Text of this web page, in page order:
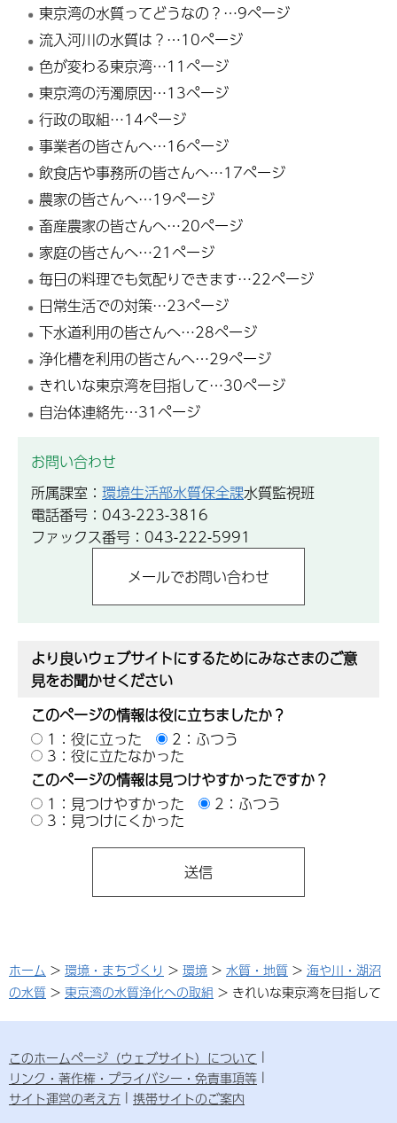
東京湾の水質ってどうなの？…9ページ
流入河川の水質は？…10ページ
色が変わる東京湾…11ページ
東京湾の汚濁原因…13ページ
行政の取組…14ページ
事業者の皆さんへ…16ページ
飲食店や事務所の皆さんへ…17ページ
農家の皆さんへ…19ページ
畜産農家の皆さんへ…20ページ
家庭の皆さんへ…21ページ
毎日の料理でも気配りできます…22ページ
日常生活での対策…23ページ
下水道利用の皆さんへ…28ページ
浄化槽を利用の皆さんへ…29ページ
きれいな東京湾を目指して…30ページ
自治体連絡先…31ページ
お問い合わせ
所属課室： 環境生活部水質保全課水質監視班
電話番号：043-223-3816
ファックス番号：043-222-5991
より良いウェブサイトにするためにみなさまのご意
見をお聞かせください
このページの情報は役に立ちましたか？
1：役に立った
2：ふつう
3：役に立たなかった
このページの情報は見つけやすかったですか？
1：見つけやすかった
2：ふつう
3：見つけにくかった
ホーム > 環境・まちづくり > 環境 > 水質・地質 > 海や川・湖沼
の水質 > 東京湾の水質浄化への取組 > きれいな東京湾を目指して
このホームページ（ウェブサイト）について
リンク・著作権・プライバシー・免責事項等
サイト運営の考え方
携帯サイトのご案内